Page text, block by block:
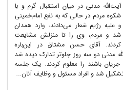
آیت‌الله مدنی در میان استقبال گرم و با
شکوه مردم در حالی که به نفع امام‌خمینی
و علیه رژیم شعار می‌دادند، وارد همدان
شد و مردم، وی را تا منزلش مشایعت
کردند. آقای حسن مشتاق در این‌باره
مدنی دو سه روز جلوتر تدارک دیده شد
باشند را معلوم کردند. یک جلسه‌
شد و افراد مسئول و وظایف آنان...